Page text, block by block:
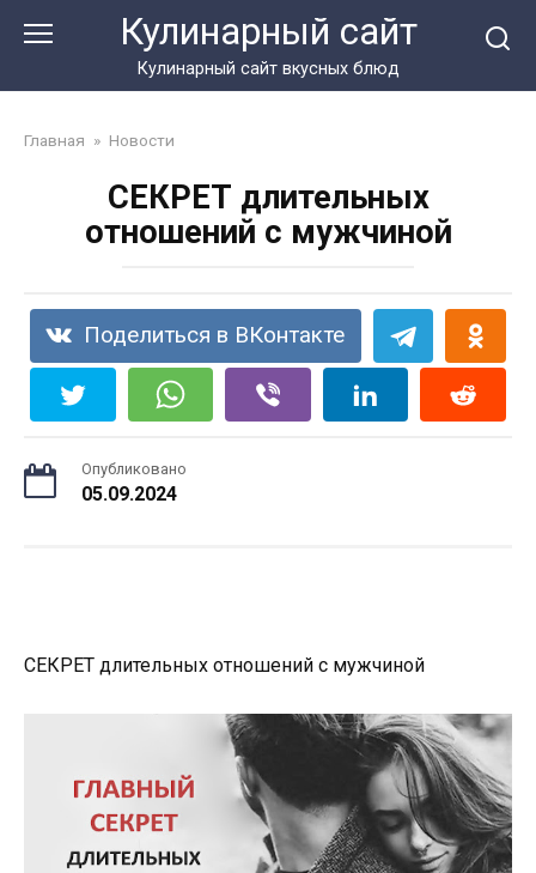
Кулинарный сайт
Кулинарный сайт вкусных блюд
Главная » Новости
СЕКРЕТ длительных
отношений с мужчиной
Поделиться в ВКонтакте
Опубликовано
05.09.2024
СЕКРЕТ длительных отношений с мужчиной